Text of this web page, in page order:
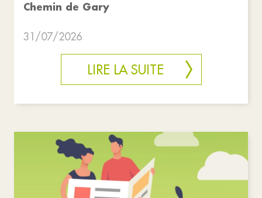
Chemin de Gary
31/07/2026
LIRE LA SUITE